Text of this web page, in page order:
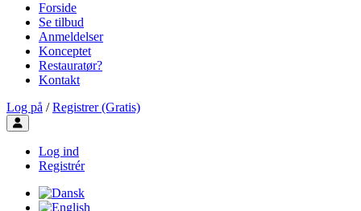
Forside
Se tilbud
Anmeldelser
Konceptet
Restauratør?
Kontakt
Log på / Registrer (Gratis)
Toggle user menu
Log ind
Registrér